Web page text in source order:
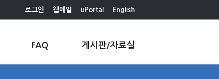
로그인 웹메일 uPortal English
FAQ 게시판/자료실